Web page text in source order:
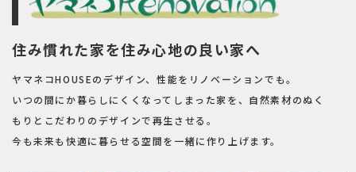
住み慣れた家を住み心地の良い家へ
ヤマネコHOUSEのデザイン、性能をリノベーションでも。
いつの間にか暮らしにくくなってしまった家を、自然素材のぬく
もりとこだわりのデザインで再生させる。
今も未来も快適に暮らせる空間を一緒に作り上げます。